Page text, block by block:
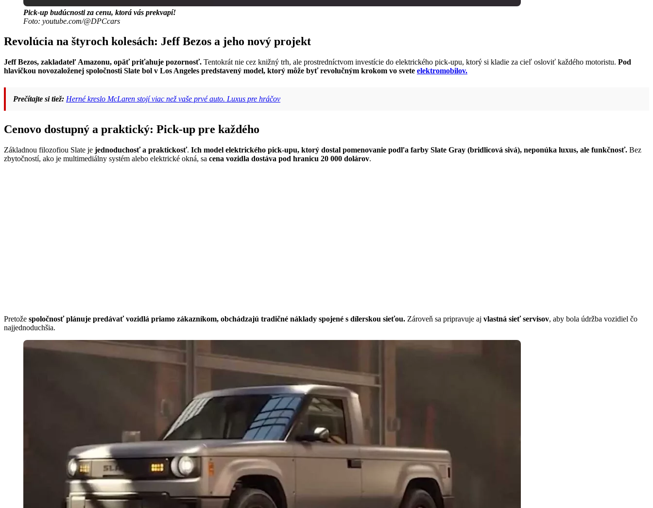
Pick-up budúcnosti za cenu, ktorá vás prekvapí!
Foto: youtube.com/@DPCcars
Revolúcia na štyroch kolesách: Jeff Bezos a jeho nový projekt
Jeff Bezos, zakladateľ Amazonu, opäť priťahuje pozornosť. Tentokrát nie cez knižný trh, ale prostredníctvom investície do elektrického pick-upu, ktorý si kladie za cieľ osloviť každého motoristu. Pod
hlavičkou novozaloženej spoločnosti Slate bol v Los Angeles predstavený model, ktorý môže byť revolučným krokom vo svete elektromobilov.
Prečítajte si tiež: Herné kreslo McLaren stojí viac než vaše prvé auto. Luxus pre hráčov
Cenovo dostupný a praktický: Pick-up pre každého
Základnou filozofiou Slate je jednoduchosť a praktickosť. Ich model elektrického pick-upu, ktorý dostal pomenovanie podľa farby Slate Gray (bridlicová sivá), neponúka luxus, ale funkčnosť. Bez
zbytočností, ako je multimediálny systém alebo elektrické okná, sa cena vozidla dostáva pod hranicu 20 000 dolárov.
Pretože spoločnosť plánuje predávať vozidlá priamo zákazníkom, obchádzajú tradičné náklady spojené s dílerskou sieťou. Zároveň sa pripravuje aj vlastná sieť servisov, aby bola údržba vozidiel čo
najjednoduchšia.